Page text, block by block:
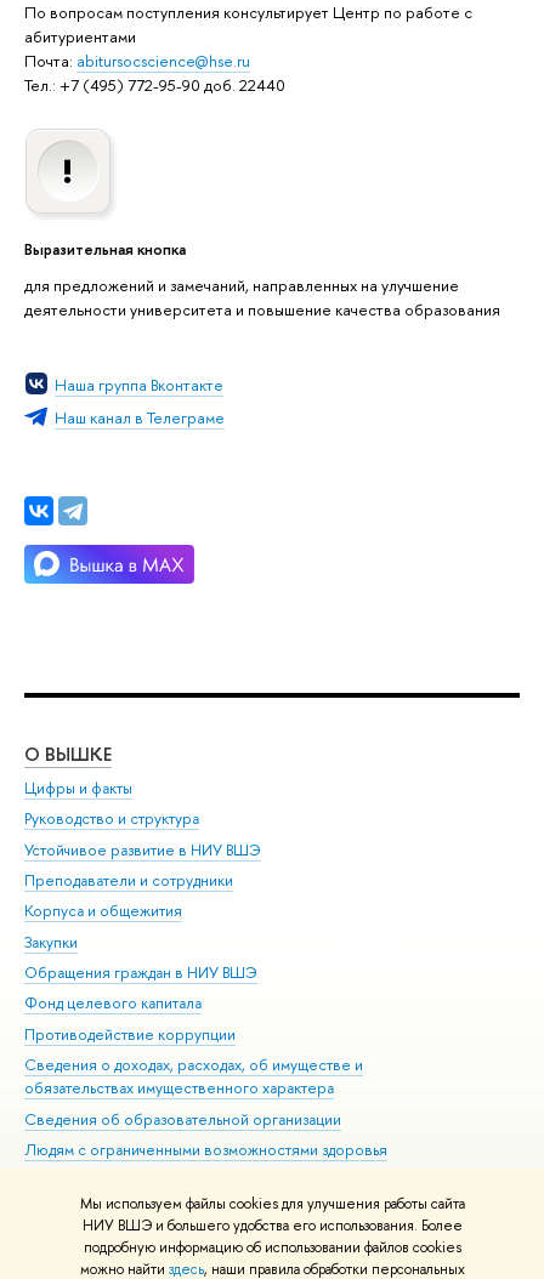
Мы используем файлы cookies для улучшения работы сайта
НИУ ВШЭ и большего удобства его использования. Более
подробную информацию об использовании файлов cookies
можно найти здесь, наши правила обработки персональных
По вопросам поступления консультирует Центр по работе с
абитуриентами
Почта: abitursocscience@hse.ru
Тел.: +7 (495) 772-95-90 доб. 22440
Выразительная кнопка
для предложений и замечаний, направленных на улучшение
деятельности университета и повышение качества образования
Наша группа Вконтакте
Наш канал в Телеграме
О ВЫШКЕ
Цифры и факты
Руководство и структура
Устойчивое развитие в НИУ ВШЭ
Преподаватели и сотрудники
Корпуса и общежития
Закупки
Обращения граждан в НИУ ВШЭ
Фонд целевого капитала
Противодействие коррупции
Сведения о доходах, расходах, об имуществе и
обязательствах имущественного характера
Сведения об образовательной организации
Людям с ограниченными возможностями здоровья
Работа в Вышке